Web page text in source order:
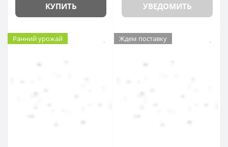
КУПИТЬ УВЕДОМИТЬ
Ранний урожай Ждем поставку